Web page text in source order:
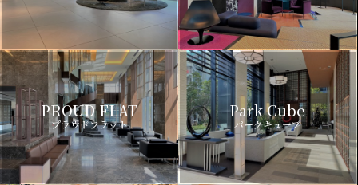
PROUD FLAT
プラウドフラット
Park Cube
パークキューブ